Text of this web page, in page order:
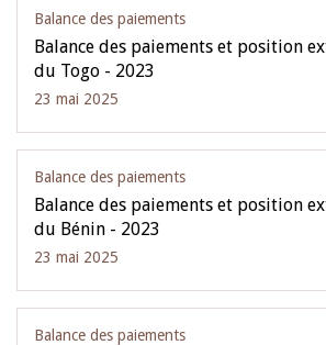
Balance des paiements
Balance des paiements et position
du Togo - 2023
23 mai 2025
Balance des paiements
Balance des paiements et position
du Bénin - 2023
23 mai 2025
Balance des paiements